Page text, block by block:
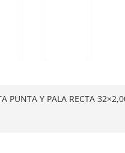
PUNTA Y PALA RECTA